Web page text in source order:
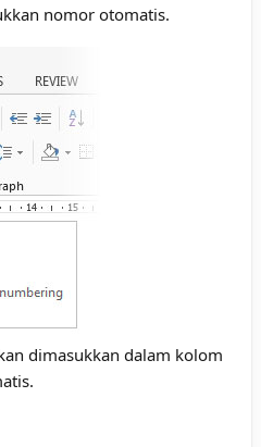
nomor otomatis.
dimasukkan dalam kolom